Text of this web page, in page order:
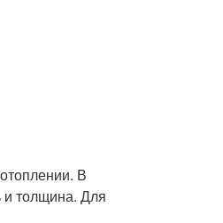
В
и толщина. Для